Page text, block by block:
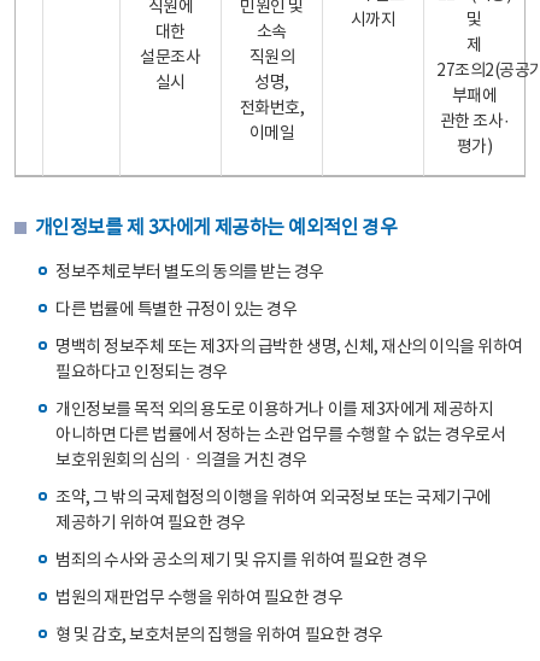
직원에
대한
설문조사
실시
민원인 및
소속
직원의
성명,
전화번호,
이메일
시까지
및
제
27조의2(공공
부패에
관한 조사·
평가)
개인정보를 제 3자에게 제공하는 예외적인 경우
정보주체로부터 별도의 동의를 받는 경우
다른 법률에 특별한 규정이 있는 경우
명백히 정보주체 또는 제3자의 급박한 생명, 신체, 재산의 이익을 위하여
필요하다고 인정되는 경우
개인정보를 목적 외의 용도로 이용하거나 이를 제3자에게 제공하지
아니하면 다른 법률에서 정하는 소관 업무를 수행할 수 없는 경우로서
보호위원회의 심의ㆍ의결을 거친 경우
조약, 그 밖의 국제협정의 이행을 위하여 외국정보 또는 국제기구에
제공하기 위하여 필요한 경우
범죄의 수사와 공소의 제기 및 유지를 위하여 필요한 경우
법원의 재판업무 수행을 위하여 필요한 경우
형 및 감호, 보호처분의 집행을 위하여 필요한 경우